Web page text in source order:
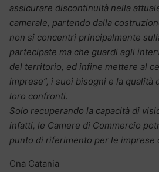
assicurare discontinuità nella
camerale, partendo dalla
non si concentri principalmente
partecipate ma che guardi agli
del territorio, ed infine mettere al
imprese”, i suoi bisogni e la qualità
loro confronti.
Solo recuperando la capacità di
infatti, le Camere di Commercio
punto di riferimento per le imprese
Cna Catania